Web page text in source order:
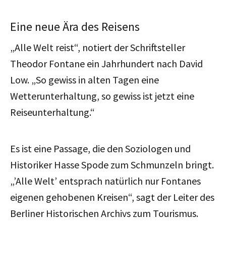
Eine neue Ära des Reisens
„Alle Welt reist“, notiert der Schriftsteller
Theodor Fontane ein Jahrhundert nach David
Low. „So gewiss in alten Tagen eine
Wetterunterhaltung, so gewiss ist jetzt eine
Reiseunterhaltung.“
Es ist eine Passage, die den Soziologen und
Historiker Hasse Spode zum Schmunzeln bringt.
„’Alle Welt’ entsprach natürlich nur Fontanes
eigenen gehobenen Kreisen“, sagt der Leiter des
Berliner Historischen Archivs zum Tourismus.